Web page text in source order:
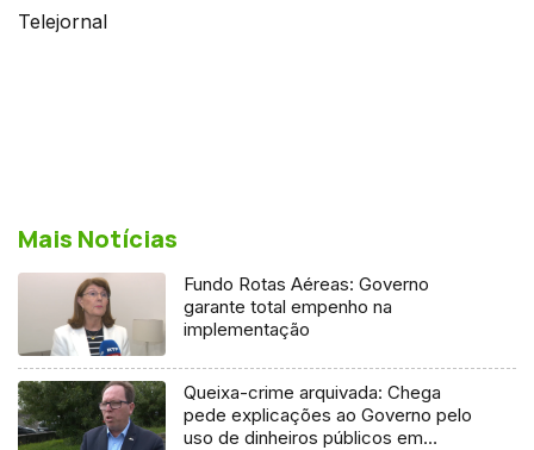
Telejornal
Mais Notícias
Fundo Rotas Aéreas: Governo
garante total empenho na
implementação
Queixa-crime arquivada: Chega
pede explicações ao Governo pelo
uso de dinheiros públicos em